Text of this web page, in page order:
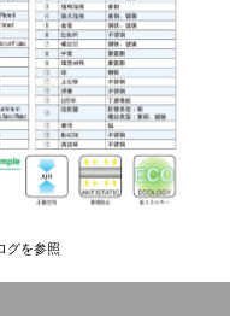
グを参照